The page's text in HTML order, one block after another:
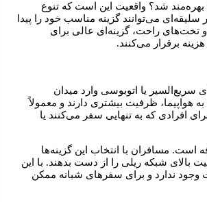
بهره‌مند شد؟ واقعیت این است که تنوع
می‌توانند گزینه مناسب خود را پیدا
و تخت‌های راحت، گزینه‌ای عالی برای
برقرار می‌کنند.
یا اتوبوسی وارد میدان
هواپیما، ظرفیت بیشتری دارند و معمولاً
افرادی که به تنهایی سفر می‌کنند یا
است. مسافران با انتخاب این گزینه‌ها
بالای شبکه ریلی را از دست بدهند. با این
ندارد و برای سفرهای شبانه ممکن